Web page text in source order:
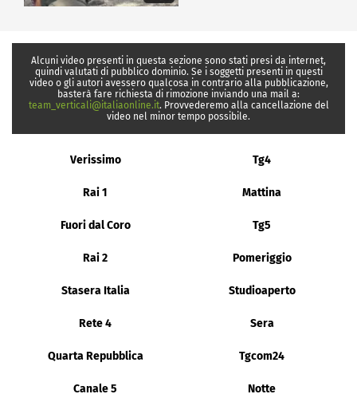
Alcuni video presenti in questa sezione sono stati presi da internet,
quindi valutati di pubblico dominio. Se i soggetti presenti in questi
video o gli autori avessero qualcosa in contrario alla pubblicazione,
basterà fare richiesta di rimozione inviando una mail a:
team_verticali@italiaonline.it. Provvederemo alla cancellazione del
video nel minor tempo possibile.
Verissimo Tg4
Rai 1 Mattina
Fuori dal Coro Tg5
Rai 2 Pomeriggio
Stasera Italia Studioaperto
Rete 4 Sera
Quarta Repubblica Tgcom24
Canale 5 Notte